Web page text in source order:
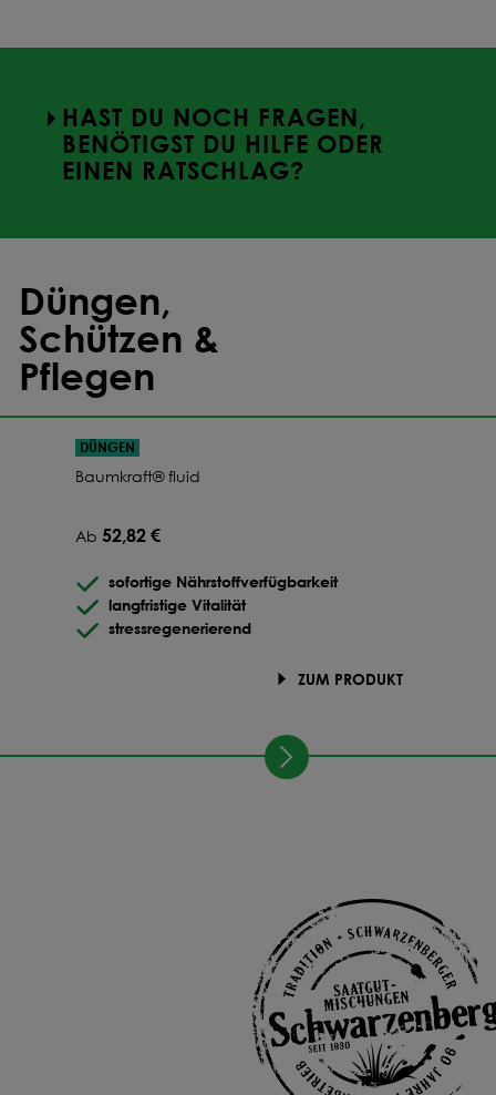
HAST DU NOCH FRAGEN,
BENÖTIGST DU HILFE ODER
EINEN RATSCHLAG?
Düngen,
Schützen &
Pflegen
DÜNGEN
Baumkraft® fluid
Ab 52,82 €
sofortige Nährstoffverfügbarkeit
langfristige Vitalität
stressregenerierend
ZUM PRODUKT